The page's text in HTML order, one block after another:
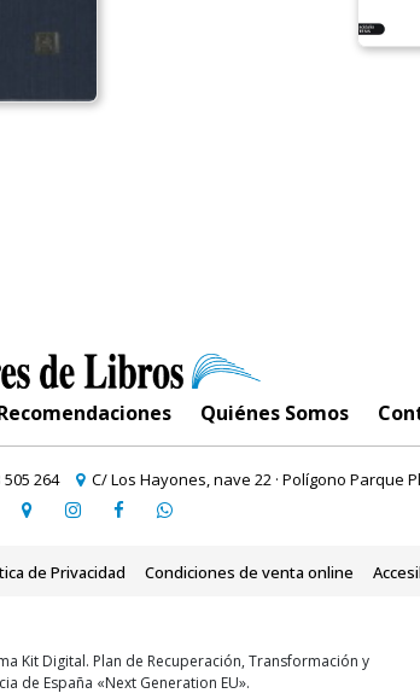
Quiénes Somos
505 264 C/ Los Hayones, nave 22 · Polígono Parque
de Privacidad Condiciones de venta online
Kit Digital. Plan de Recuperación, Transformación y
de España «Next Generation EU».